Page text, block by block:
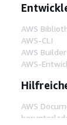
AWS
AWS-CLI
AWS
AWS-
AWS